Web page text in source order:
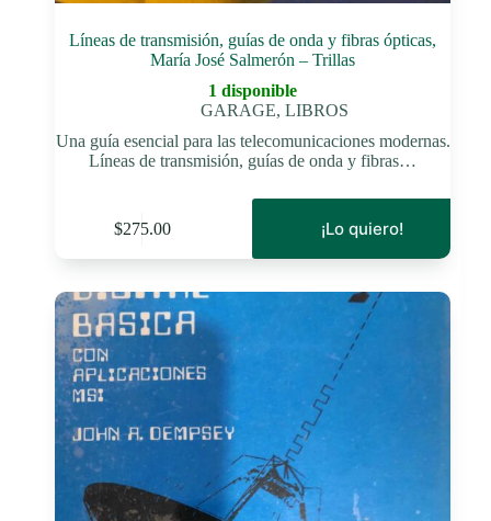
Líneas de transmisión, guías de onda y fibras ópticas,
María José Salmerón – Trillas
1 disponible
GARAGE,LIBROS
Una guía esencial para las telecomunicaciones modernas.
Líneas de transmisión, guías de onda y fibras…
$275.00 ¡Lo quiero!